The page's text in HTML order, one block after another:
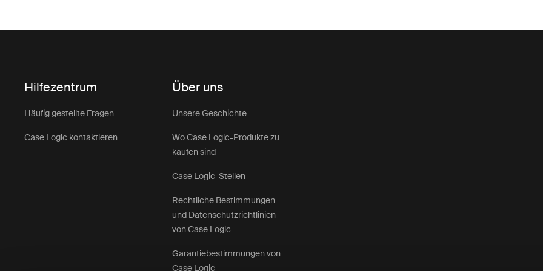
Hilfezentrum
Häufig gestellte Fragen
Case Logic kontaktieren
Über uns
Unsere Geschichte
Wo Case Logic-Produkte zu
kaufen sind
Case Logic-Stellen
Rechtliche Bestimmungen
und Datenschutzrichtlinien
von Case Logic
Garantiebestimmungen von
Case Logic